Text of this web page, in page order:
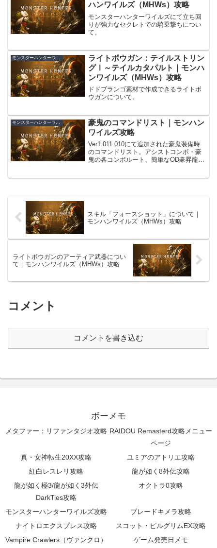
ハンワイルズ（MHWs）攻略
モンスターハンターワイルズにて立ち回
りが強力なセクレトでの騎乗撃ちについ
て。
ライトボウガン：テイルストリン
グⅠ～テイルカタパルト｜モンハ
ンワイルズ（MHWs）攻略
ドドブランゴ素材で作成できるライトボ
ウガンについて。
モンスターハンターワイルズ
豪鬼のコマンドリスト｜モンハン
ワイルズ攻略
Ver1.011.010にて追加された豪鬼装備時
のコマンドリスト。アシストコンボ・豪
鬼の各コンボルート、簡単なOD豪昇龍拳
スキル「フォースショット」について｜
モンハンワイルズ（MHWs）攻略
ライトボウガンのアーティア武器につい
て｜モンハンワイルズ（MHWs）攻略
コメント
コメントを書き込む
ボーメモ
メタファー：リファンタジオ攻略 RAIDOU Remasterd攻略メニュー
ページ
真・女神転生20XX攻略
ユミアのアトリエ攻略
紅白レスレリ攻略
龍が如く8外伝攻略
龍が如く極3/龍が如く3外伝
DarkTies攻略
オクトラ0攻略
モンスターハンターワイルズ攻略
ブレードキメラ攻略
ナイトロエクスプレス攻略
スコット・ピルグリムEX攻略
Vampire Crawlers（ヴァンクロ）
ゲーム発売日メモ